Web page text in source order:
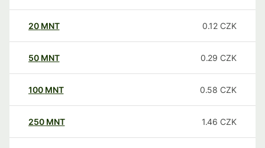
20 MNT 0.12 CZK
50 MNT 0.29 CZK
100 MNT 0.58 CZK
250 MNT 1.46 CZK